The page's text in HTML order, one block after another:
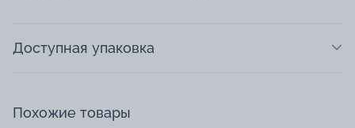
Доступная упаковка
Похожие товары